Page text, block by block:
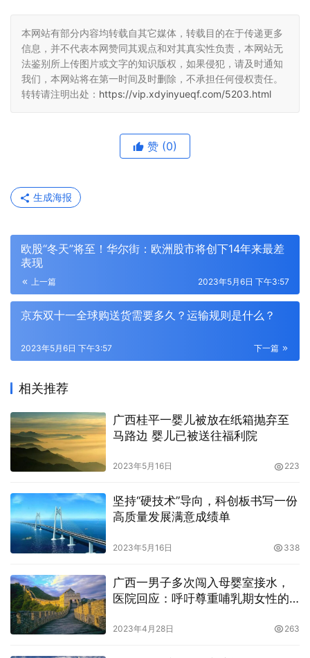
本网站有部分内容均转载自其它媒体，转载目的在于传递更多
信息，并不代表本网赞同其观点和对其真实性负责，本网站无
法鉴别所上传图片或文字的知识版权，如果侵犯，请及时通知
我们，本网站将在第一时间及时删除，不承担任何侵权责任。
转转请注明出处： https://vip.xdyinyueqf.com/5203.html
赞 (0)
生成海报
欧股“冬天”将至！华尔街：欧洲股市将创下14年来最差
表现
上一篇 2023年5月6日 下午3:57
京东双十一全球购送货需要多久？运输规则是什么？
下一篇
2023年5月6日 下午3:57
相关推荐
广西桂平一婴儿被放在纸箱抛弃至
马路边 婴儿已被送往福利院
2023年5月16日 223
坚持“硬技术”导向，科创板书写一份
高质量发展满意成绩单
2023年5月16日 338
广西一男子多次闯入母婴室接水，
医院回应：呼吁尊重哺乳期女性的
2023年4月28日 263